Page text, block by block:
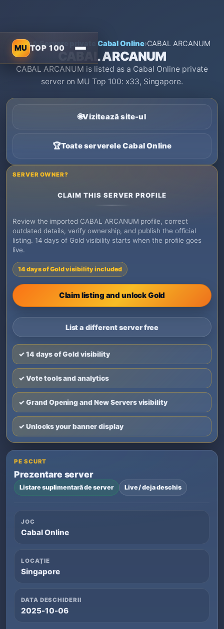
MU TOP 100
Acasă›Servere private Cabal Online›CABAL ARCANUM
CABAL ARCANUM
CABAL ARCANUM is listed as a Cabal Online private
server on MU Top 100: x33, Singapore.
🌐Vizitează site-ul
🏆Toate serverele Cabal Online
SERVER OWNER?
CLAIM THIS SERVER PROFILE
Review the imported CABAL ARCANUM profile, correct
outdated details, verify ownership, and publish the official
listing. 14 days of Gold visibility starts when the profile goes
live.
14 days of Gold visibility included
Claim listing and unlock Gold
List a different server free
✓ 14 days of Gold visibility
✓ Vote tools and analytics
✓ Grand Opening and New Servers visibility
✓ Unlocks your banner display
PE SCURT
Prezentare server
Listare suplimentară de server Live / deja deschis
JOC
Cabal Online
LOCAȚIE
Singapore
DATA DESCHIDERII
2025-10-06